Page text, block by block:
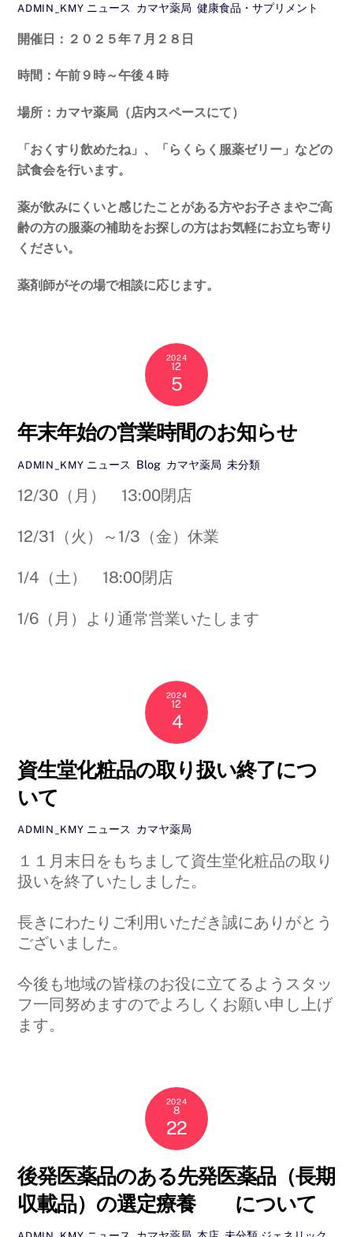
ADMIN_KMY ニュース カマヤ薬局 ,健康食品・サプリメント
開催日：２０２５年７月２８日
時間：午前９時～午後４時
場所：カマヤ薬局（店内スペースにて）
「おくすり飲めたね」、「らくらく服薬ゼリー」などの
試食会を行います。
薬が飲みにくいと感じたことがある方やお子さまやご高
齢の方の服薬の補助をお探しの方はお気軽にお立ち寄り
ください。
薬剤師がその場で相談に応じます。
2024
12
5
年末年始の営業時間のお知らせ
ADMIN_KMY ニュース Blog カマヤ薬局 ,未分類
12/30（月） 13:00閉店
12/31（火）～1/3（金）休業
1/4（土） 18:00閉店
1/6（月）より通常営業いたします
2024
12
4
資生堂化粧品の取り扱い終了につ
いて
ADMIN_KMY ニュース カマヤ薬局
１１月末日をもちまして資生堂化粧品の取り
扱いを終了いたしました。
長きにわたりご利用いただき誠にありがとう
ございました。
今後も地域の皆様のお役に立てるようスタッ
フ一同努めますのでよろしくお願い申し上げ
ます。
2024
8
22
後発医薬品のある先発医薬品（長期
収載品）の選定療養 について